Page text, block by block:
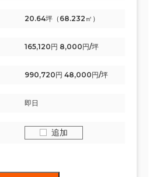
20.64坪（68.232㎡）
165,120円 8,000円/坪
990,720円 48,000円/坪
即日
追加